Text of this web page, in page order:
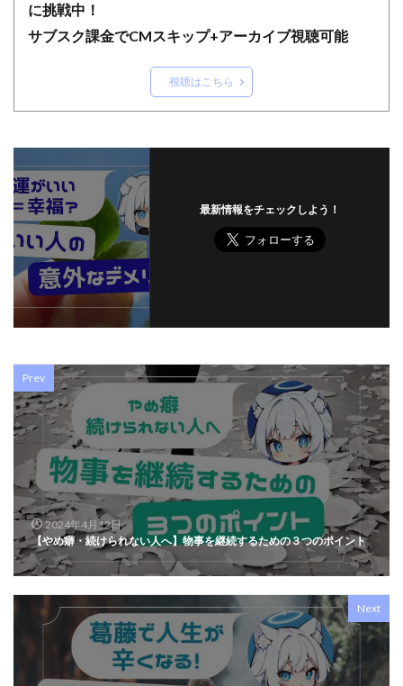
に挑戦中！
サブスク課金でCMスキップ+アーカイブ視聴可能
視聴はこちら
最新情報をチェックしよう！
Prev
2024年4月12日
【やめ癖・続けられない人へ】物事を継続するための３つのポイント
Next